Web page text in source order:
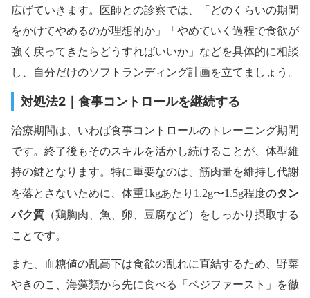
広げていきます。医師との診察では、「どのくらいの期間
をかけてやめるのが理想的か」「やめていく過程で食欲が
強く戻ってきたらどうすればいいか」などを具体的に相談
し、自分だけのソフトランディング計画を立てましょう。
対処法2｜食事コントロールを継続する
治療期間は、いわば食事コントロールのトレーニング期間
です。終了後もそのスキルを活かし続けることが、体型維
持の鍵となります。特に重要なのは、筋肉量を維持し代謝
を落とさないために、体重1kgあたり1.2g〜1.5g程度のタン
パク質 （鶏胸肉、魚、卵、豆腐など）をしっかり摂取する
ことです。
また、血糖値の乱高下は食欲の乱れに直結するため、野菜
やきのこ、海藻類から先に食べる「ベジファースト」を徹